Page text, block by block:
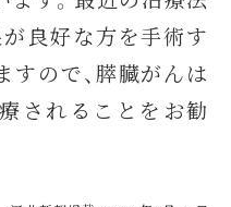
良好な方を手術す
ので、膵臓がんは
されることをお勧